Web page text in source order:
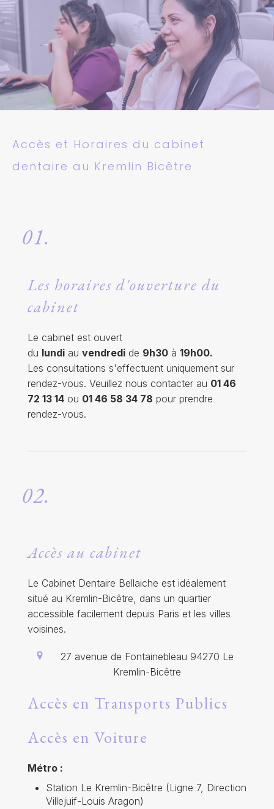
Accès et Horaires du cabinet
dentaire au Kremlin Bicêtre
01.
Les horaires d'ouverture du
cabinet
Le cabinet est ouvert
du lundi au vendredi de 9h30 à 19h00.
Les consultations s'effectuent uniquement sur
rendez-vous. Veuillez nous contacter au 01 46
72 13 14 ou 01 46 58 34 78 pour prendre
rendez-vous.
02.
Accès au cabinet
Le Cabinet Dentaire Bellaiche est idéalement
situé au Kremlin-Bicêtre, dans un quartier
accessible facilement depuis Paris et les villes
voisines.
27 avenue de Fontainebleau 94270 Le
Kremlin-Bicêtre
Accès en Transports Publics
Accès en Voiture
Métro :
Station Le Kremlin-Bicêtre (Ligne 7, Direction
Villejuif-Louis Aragon)